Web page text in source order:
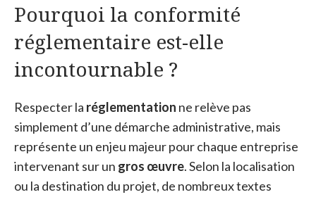
Pourquoi la conformité
réglementaire est-elle
incontournable ?
Respecter la réglementation ne relève pas
simplement d’une démarche administrative, mais
représente un enjeu majeur pour chaque entreprise
intervenant sur un gros œuvre. Selon la localisation
ou la destination du projet, de nombreux textes